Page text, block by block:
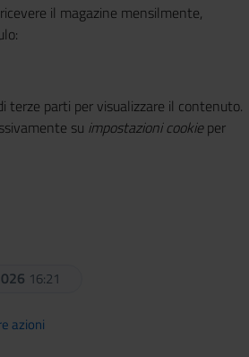
il magazine mensilmente,
terze parti per visualizzare il contenuto.
su impostazioni cookieper
16:21
azioni